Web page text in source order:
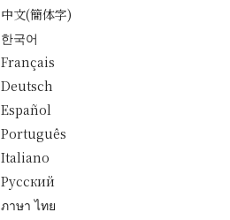
中文(簡体字)
한국어
Français
Deutsch
Español
Português
Italiano
Русский
ภาษา ไทย